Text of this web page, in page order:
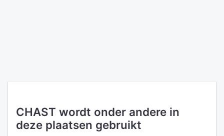
CHAST wordt onder andere in
deze plaatsen gebruikt